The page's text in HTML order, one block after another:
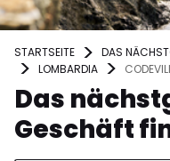
STARTSEITE DAS
LOMBARDIA
Das
Geschäft